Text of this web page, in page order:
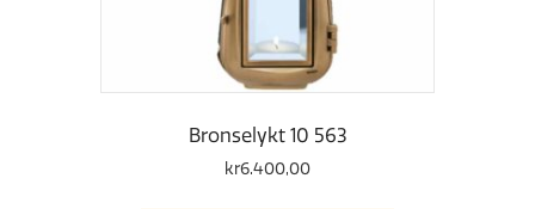
Bronselykt 10 563
kr6.400,00